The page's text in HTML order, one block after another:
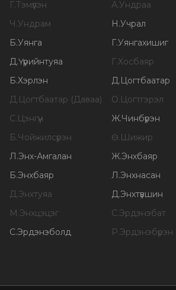
Г.Тэмүүлэн А.Ундраа
Ч.Ундрам Н.Учрал
Б.Уянга Г.Уянгахишиг
Д.Үүрийнтуяа Г.Хосбаяр
Б.Хэрлэн Д.Цогтбаатар
Д.Цогтбаатар (Даваа) О.Цогтгэрэл
С.Цэнгүүн Ж.Чинбүрэн
Б.Чойжилсүрэн Ө.Шижир
Л.Энх-Амгалан Ж.Энхбаяр
Б.Энхбаяр Л.Энхнасан
Д.Энхтуяа Д.Энхтүвшин
М.Энхцэцэг С.Эрдэнэбат
С.Эрдэнэболд Р.Эрдэнэбүрэн